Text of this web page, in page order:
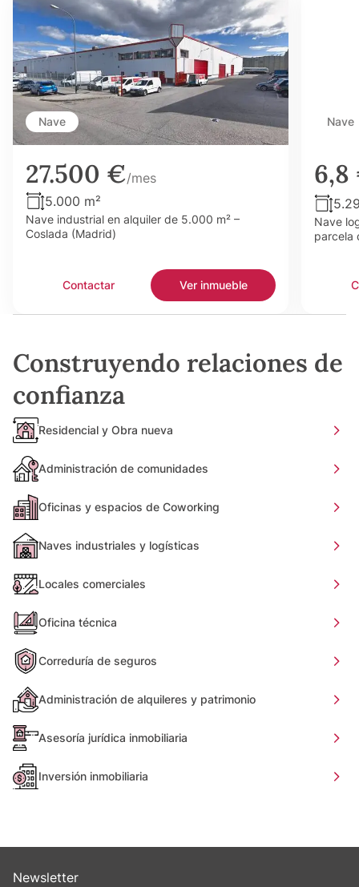
Nave
27.500 €/mes
5.000 m²
Nave industrial en alquiler de 5.000 m² –
Coslada (Madrid)
Contactar Ver inmueble
Nave
Nave
parcela
Construyendo relaciones de
confianza
Residencial y Obra nueva
Administración de comunidades
Oficinas y espacios de Coworking
Naves industriales y logísticas
Locales comerciales
Oficina técnica
Correduría de seguros
Administración de alquileres y patrimonio
Asesoría jurídica inmobiliaria
Inversión inmobiliaria
Newsletter